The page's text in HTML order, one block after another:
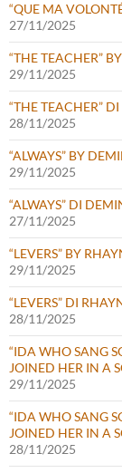
“QUE MA
27/11/2025
“THE TEACHER”
29/11/2025
“THE TEACHER”
28/11/2025
“ALWAYS” BY
29/11/2025
“ALWAYS” DI
27/11/2025
“LEVERS” BY
29/11/2025
“LEVERS” DI
28/11/2025
“IDA WHO SANG
JOINED HER IN A
29/11/2025
“IDA WHO SANG
JOINED HER IN A
28/11/2025